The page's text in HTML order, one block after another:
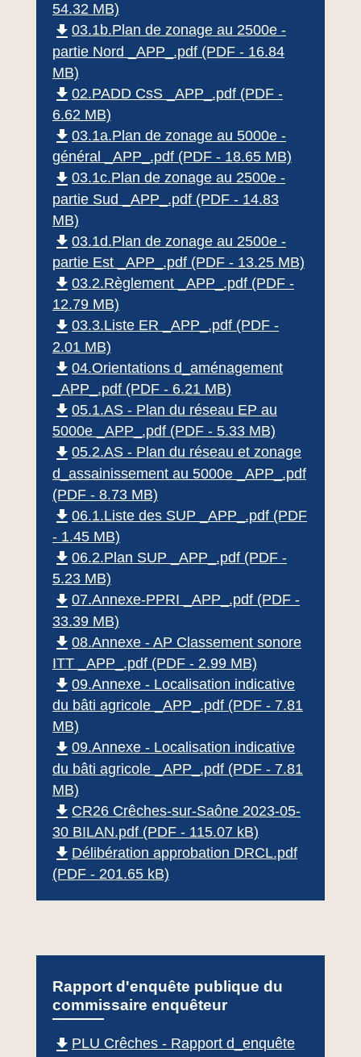
54.32 MB)
file_download 03.1b.Plan de zonage au 2500e -
partie Nord _APP_.pdf (PDF - 16.84
MB)
file_download 02.PADD CsS _APP_.pdf (PDF -
6.62 MB)
file_download 03.1a.Plan de zonage au 5000e -
général _APP_.pdf (PDF - 18.65 MB)
file_download 03.1c.Plan de zonage au 2500e -
partie Sud _APP_.pdf (PDF - 14.83
MB)
file_download 03.1d.Plan de zonage au 2500e -
partie Est _APP_.pdf (PDF - 13.25 MB)
file_download 03.2.Règlement _APP_.pdf (PDF -
12.79 MB)
file_download 03.3.Liste ER _APP_.pdf (PDF -
2.01 MB)
file_download 04.Orientations d_aménagement
_APP_.pdf (PDF - 6.21 MB)
file_download 05.1.AS - Plan du réseau EP au
5000e _APP_.pdf (PDF - 5.33 MB)
file_download 05.2.AS - Plan du réseau et zonage
d_assainissement au 5000e _APP_.pdf
(PDF - 8.73 MB)
file_download 06.1.Liste des SUP _APP_.pdf (PDF
- 1.45 MB)
file_download 06.2.Plan SUP _APP_.pdf (PDF -
5.23 MB)
file_download 07.Annexe-PPRI _APP_.pdf (PDF -
33.39 MB)
file_download 08.Annexe - AP Classement sonore
ITT _APP_.pdf (PDF - 2.99 MB)
file_download 09.Annexe - Localisation indicative
du bâti agricole _APP_.pdf (PDF - 7.81
MB)
file_download 09.Annexe - Localisation indicative
du bâti agricole _APP_.pdf (PDF - 7.81
MB)
file_download CR26 Crêches-sur-Saône 2023-05-
30 BILAN.pdf (PDF - 115.07 kB)
file_download Délibération approbation DRCL.pdf
(PDF - 201.65 kB)
Rapport d'enquête publique du
commissaire enquêteur
file_download PLU Crêches - Rapport d_enquête